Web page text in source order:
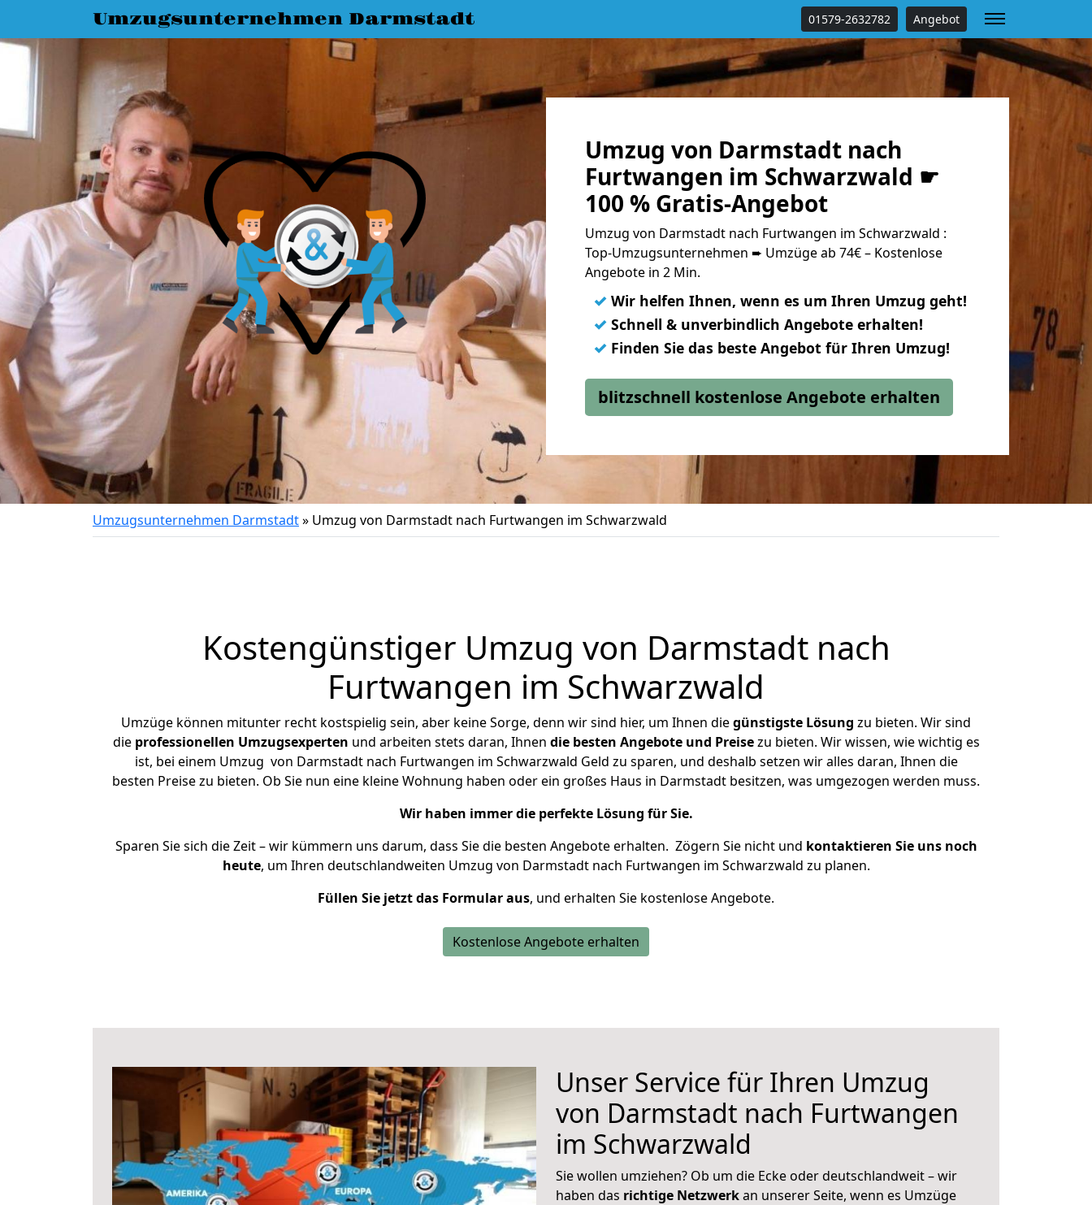
Umzugsunternehmen Darmstadt 01579-2632782 Angebot
Umzug von Darmstadt nach
Furtwangen im Schwarzwald ☛
100 % Gratis-Angebot
Umzug von Darmstadt nach Furtwangen im Schwarzwald :
Top-Umzugsunternehmen ➨ Umzüge ab 74€ – Kostenlose
Angebote in 2 Min.
✓ Wir helfen Ihnen, wenn es um Ihren Umzug geht!
✓ Schnell & unverbindlich Angebote erhalten!
✓ Finden Sie das beste Angebot für Ihren Umzug!
blitzschnell kostenlose Angebote erhalten
Umzugsunternehmen Darmstadt» Umzug von Darmstadt nach Furtwangen im Schwarzwald
Kostengünstiger Umzug von Darmstadt nach
Furtwangen im Schwarzwald
Umzüge können mitunter recht kostspielig sein, aber keine Sorge, denn wir sind hier, um Ihnen diegünstigste Lösung zu bieten. Wir sind
die professionellen Umzugsexperten und arbeiten stets daran, Ihnen die besten Angebote und Preisezu bieten. Wir wissen, wie wichtig es
ist, bei einem Umzug von Darmstadt nach Furtwangen im Schwarzwald Geld zu sparen, und deshalb setzen wir alles daran, Ihnen die
besten Preise zu bieten. Ob Sie nun eine kleine Wohnung haben oder ein großes Haus in Darmstadt besitzen, was umgezogen werden muss.
Wir haben immer die perfekte Lösung für Sie.
Sparen Sie sich die Zeit – wir kümmern uns darum, dass Sie die besten Angebote erhalten. Zögern Sie nicht und kontaktieren Sie uns noch
heute, um Ihren deutschlandweiten Umzug von Darmstadt nach Furtwangen im Schwarzwald zu planen.
Füllen Sie jetzt das Formular aus, und erhalten Sie kostenlose Angebote.
Kostenlose Angebote erhalten
Unser Service für Ihren Umzug
von Darmstadt nach Furtwangen
im Schwarzwald
Sie wollen umziehen? Ob um die Ecke oder deutschlandweit – wir
haben das richtige Netzwerkan unserer Seite, wenn es Umzüge